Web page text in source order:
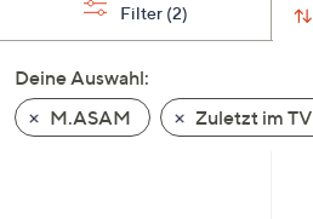
und
nach
unten
oder
Filter (2)
Deine Auswahl:
M.ASAM
Zuletzt im TV